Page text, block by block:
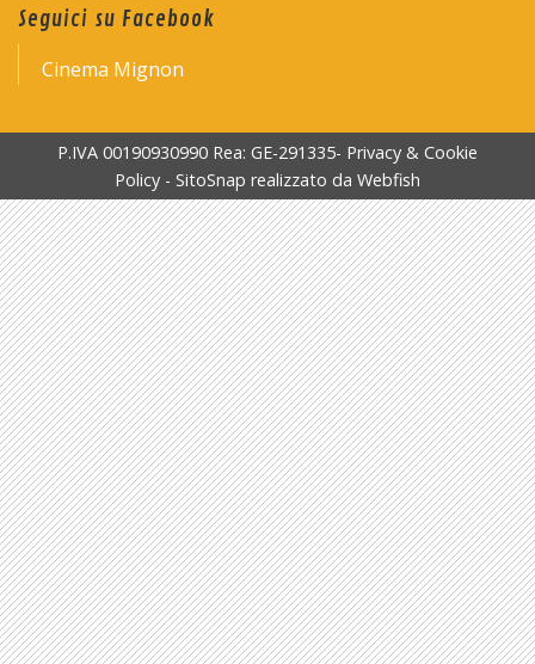
Seguici su Facebook
Cinema Mignon
P.IVA 00190930990 Rea: GE-291335- Privacy & Cookie
Policy - SitoSnap realizzato da Webfish